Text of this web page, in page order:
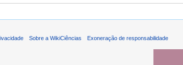
Sobre a WikiCiências Exoneração de responsabilidade